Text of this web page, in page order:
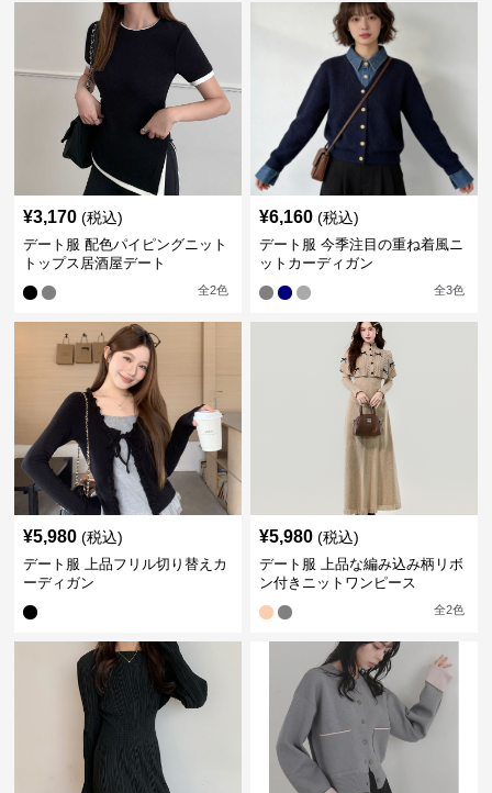
¥3,170 (税込)
デート服 配色パイピングニット
トップス居酒屋デート
全2色
¥6,160 (税込)
デート服 今季注目の重ね着風ニ
ットカーディガン
全3色
¥5,980 (税込)
デート服 上品フリル切り替えカ
ーディガン
¥5,980 (税込)
デート服 上品な編み込み柄リボ
ン付きニットワンピース
全2色